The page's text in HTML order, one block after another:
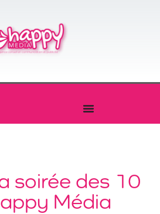
soirée des 10
Média